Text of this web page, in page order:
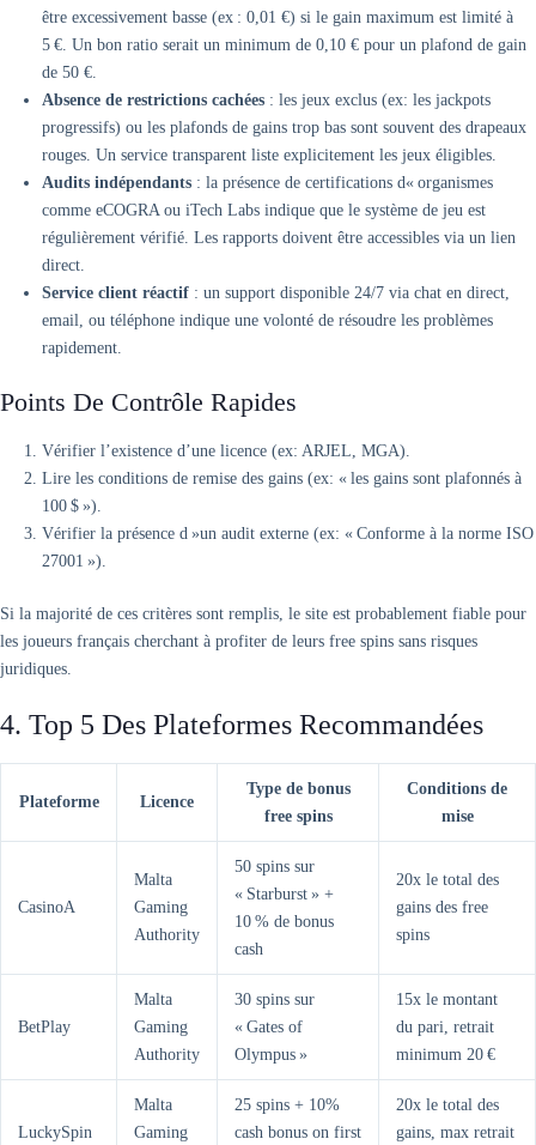
être excessivement basse (ex : 0,01 €) si le gain maximum est limité à
5 €. Un bon ratio serait un minimum de 0,10 € pour un plafond de gain
de 50 €.
Absence de restrictions cachées : les jeux exclus (ex: les jackpots
progressifs) ou les plafonds de gains trop bas sont souvent des drapeaux
rouges. Un service transparent liste explicitement les jeux éligibles.
Audits indépendants : la présence de certifications d« organismes
comme eCOGRA ou iTech Labs indique que le système de jeu est
régulièrement vérifié. Les rapports doivent être accessibles via un lien
direct.
Service client réactif : un support disponible 24/7 via chat en direct,
email, ou téléphone indique une volonté de résoudre les problèmes
rapidement.
Points De Contrôle Rapides
Vérifier l’existence d’une licence (ex: ARJEL, MGA).
Lire les conditions de remise des gains (ex: « les gains sont plafonnés à
100 $ »).
Vérifier la présence d »un audit externe (ex: « Conforme à la norme ISO
27001 »).
Si la majorité de ces critères sont remplis, le site est probablement fiable pour
les joueurs français cherchant à profiter de leurs free spins sans risques
juridiques.
4. Top 5 Des Plateformes Recommandées
Plateforme Licence
Type de bonus
free spins
Conditions de
mise
CasinoA
Malta
Gaming
Authority
50 spins sur
« Starburst » +
10 % de bonus
cash
20x le total des
gains des free
spins
BetPlay
Malta
Gaming
Authority
30 spins sur
« Gates of
Olympus »
15x le montant
du pari, retrait
minimum 20 €
LuckySpin
Malta
Gaming
25 spins + 10%
cash bonus on first
20x le total des
gains, max retrait